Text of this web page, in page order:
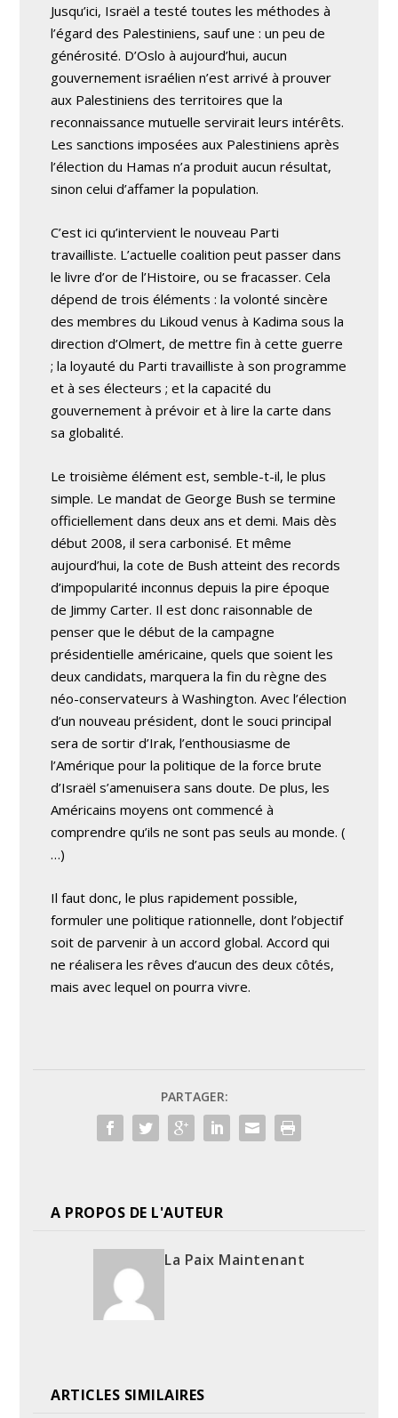
Jusqu’ici, Israël a testé toutes les méthodes à
l’égard des Palestiniens, sauf une : un peu de
générosité. D’Oslo à aujourd’hui, aucun
gouvernement israélien n’est arrivé à prouver
aux Palestiniens des territoires que la
reconnaissance mutuelle servirait leurs intérêts.
Les sanctions imposées aux Palestiniens après
l’élection du Hamas n’a produit aucun résultat,
sinon celui d’affamer la population.
C’est ici qu’intervient le nouveau Parti
travailliste. L’actuelle coalition peut passer dans
le livre d’or de l’Histoire, ou se fracasser. Cela
dépend de trois éléments : la volonté sincère
des membres du Likoud venus à Kadima sous la
direction d’Olmert, de mettre fin à cette guerre
; la loyauté du Parti travailliste à son programme
et à ses électeurs ; et la capacité du
gouvernement à prévoir et à lire la carte dans
sa globalité.
Le troisième élément est, semble-t-il, le plus
simple. Le mandat de George Bush se termine
officiellement dans deux ans et demi. Mais dès
début 2008, il sera carbonisé. Et même
aujourd’hui, la cote de Bush atteint des records
d’impopularité inconnus depuis la pire époque
de Jimmy Carter. Il est donc raisonnable de
penser que le début de la campagne
présidentielle américaine, quels que soient les
deux candidats, marquera la fin du règne des
néo-conservateurs à Washington. Avec l’élection
d’un nouveau président, dont le souci principal
sera de sortir d’Irak, l’enthousiasme de
l’Amérique pour la politique de la force brute
d’Israël s’amenuisera sans doute. De plus, les
Américains moyens ont commencé à
comprendre qu’ils ne sont pas seuls au monde. (
…)
Il faut donc, le plus rapidement possible,
formuler une politique rationnelle, dont l’objectif
soit de parvenir à un accord global. Accord qui
ne réalisera les rêves d’aucun des deux côtés,
mais avec lequel on pourra vivre.
PARTAGER:
A PROPOS DE L'AUTEUR
La Paix Maintenant
ARTICLES SIMILAIRES